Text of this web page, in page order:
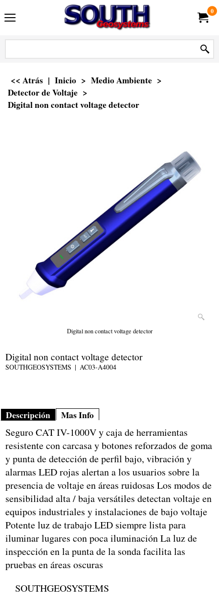
0
<< Atrás | Inicio > Medio Ambiente >
Detector de Voltaje >
Digital non contact voltage detector
Digital non contact voltage detector
Digital non contact voltage detector
SOUTHGEOSYSTEMS AC03-A4004
Descripción Mas Info
Seguro CAT IV-1000V y caja de herramientas
resistente con carcasa y botones reforzados de goma
y punta de detección de perfil bajo, vibración y
alarmas LED rojas alertan a los usuarios sobre la
presencia de voltaje en áreas ruidosas Los modos de
sensibilidad alta / baja versátiles detectan voltaje en
equipos industriales y instalaciones de bajo voltaje
Potente luz de trabajo LED siempre lista para
iluminar lugares con poca iluminación La luz de
inspección en la punta de la sonda facilita las
pruebas en áreas oscuras
SOUTHGEOSYSTEMS